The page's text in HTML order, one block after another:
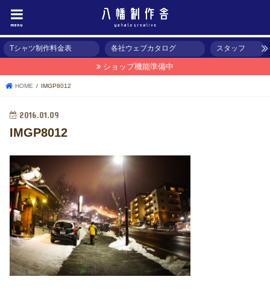
menu
Tシャツ制作料金表 各社ウェブカタログ スタッフ
ショップ機能準備中
HOME IMGP8012
2016.01.09
IMGP8012